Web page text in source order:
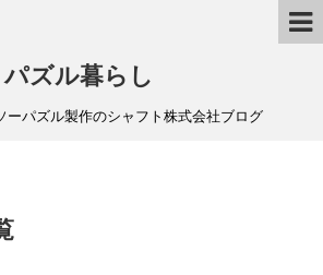
パズル暮らし
ーパズル製作のシャフト株式会社ブログ